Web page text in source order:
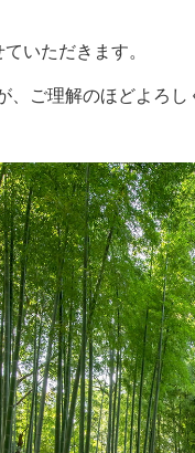
いただきます。
、ご理解のほどよろし